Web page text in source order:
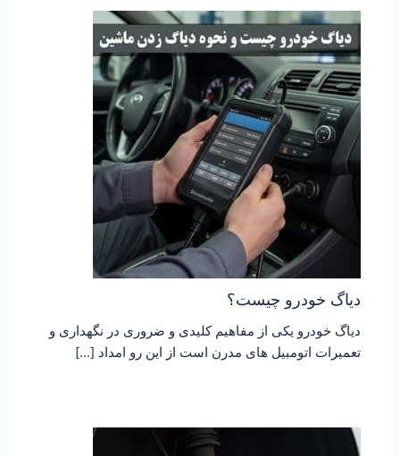
دیاگ خودرو چیست؟
دیاگ خودرو یکی از مفاهیم کلیدی و ضروری در نگهداری و
تعمیرات اتومبیل های مدرن است از این رو امداد […]